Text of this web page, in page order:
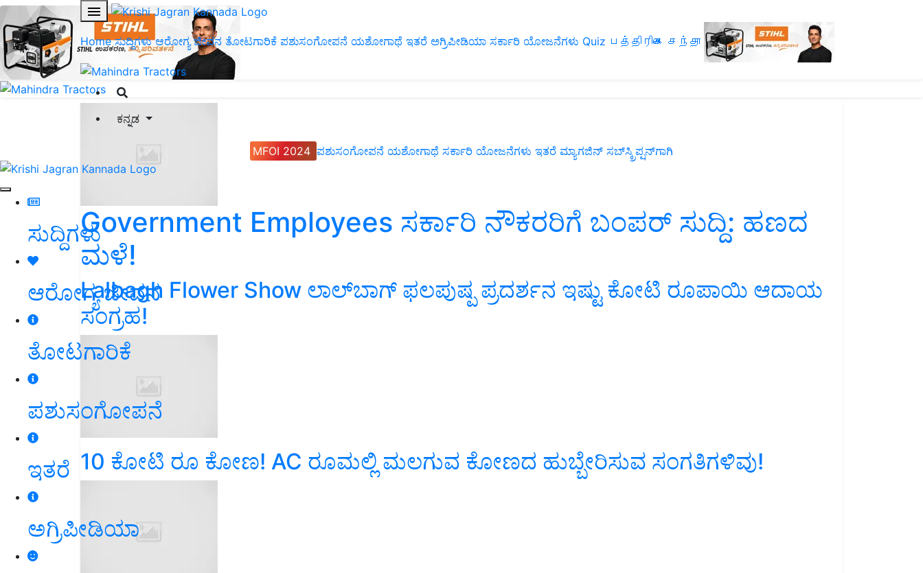
Home ಸುದ್ದಿಗಳು ಆರೋಗ್ಯ ಜೀವನ ತೋಟಗಾರಿಕೆ ಪಶುಸಂಗೋಪನೆ ಯಶೋಗಾಥೆ ಇತರೆ ಅಗ್ರಿಪೀಡಿಯಾ ಸರ್ಕಾರಿ ಯೋಜನೆಗಳು Quiz பத்திரிகை சந்தா
ಕನ್ನಡ
MFOI 2024 ಪಶುಸಂಗೋಪನೆ ಯಶೋಗಾಥೆ ಸರ್ಕಾರಿ ಯೋಜನೆಗಳು ಇತರೆ ಮ್ಯಾಗಜಿನ್‌ ಸಬ್‌ಸ್ಕ್ರಿಪ್ಷನ್‌ಗಾಗಿ
ಸುದ್ದಿಗಳು
ಆರೋಗ್ಯ ಜೀವನ
ತೋಟಗಾರಿಕೆ
ಪಶುಸಂಗೋಪನೆ
ಇತರೆ
ಅಗ್ರಿಪೀಡಿಯಾ
Government Employees ಸರ್ಕಾರಿ ನೌಕರರಿಗೆ ಬಂಪರ್‌ ಸುದ್ದಿ: ಹಣದ
ಮಳೆ!
Lalbagh Flower Show ಲಾಲ್‌ಬಾಗ್ ಫಲಪುಷ್ಪ ಪ್ರದರ್ಶನ ಇಷ್ಟು ಕೋಟಿ ರೂಪಾಯಿ ಆದಾಯ
ಸಂಗ್ರಹ!
10 ಕೋಟಿ ರೂ ಕೋಣ! AC ರೂಮಲ್ಲಿ ಮಲಗುವ ಕೋಣದ ಹುಬ್ಬೇರಿಸುವ ಸಂಗತಿಗಳಿವು!